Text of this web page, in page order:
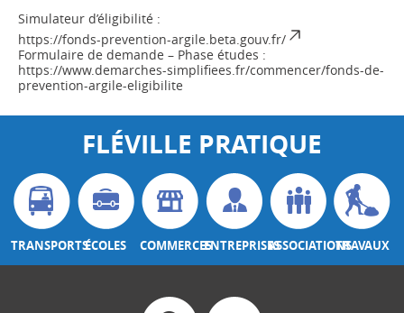
Simulateur d’éligibilité :
https://fonds-prevention-argile.beta.gouv.fr/
Formulaire de demande – Phase études :
https://www.demarches-simplifiees.fr/commencer/fonds-de-
prevention-argile-eligibilite
FLÉVILLE PRATIQUE
TRANSPORTSÉCOLES COMMERCESENTREPRISESASSOCIATIONSTRAVAUX